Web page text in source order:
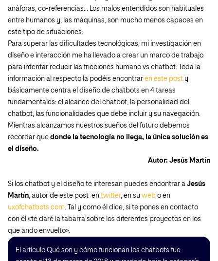
anáforas, co-referencias… Los malos entendidos son habituales
entre humanos y, las máquinas, son mucho menos capaces en
este tipo de situaciones.
Para superar las dificultades tecnológicas, mi investigación en
diseño e interacción me ha llevado a crear un marco de trabajo
para intentar reducir las fricciones humano vs chatbot. Toda la
información al respecto la podéis encontrar en este post y
básicamente centra el diseño de chatbots en 4 tareas
fundamentales: el alcance del chatbot, la personalidad del
chatbot, las funcionalidades que debe incluir y su navegación.
Mientras alcanzamos nuestros sueños del futuro debemos
recordar que donde la tecnología no llega, la única solución es
el diseño.
Autor: Jesús Martín
Si los chatbot y el diseño te interesan puedes encontrar a Jesús
Martín, autor de este post en twitter, en su web o en
uxofchatbots.com. Tal y como él dice, si te pones en contacto
con él «te daré la tabarra sobre los diferentes proyectos en los
que ando envuelto».
El artículo Qué son y cómo funcionan los chatbots fue